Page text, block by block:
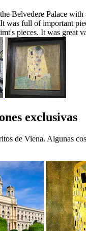
Belvedere Palace
was full of important
pieces. It was great
exclusivas
de Viena. Algunas